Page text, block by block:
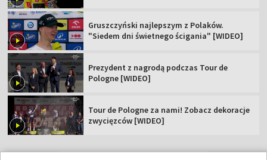
Gruszczyński najlepszym z Polaków.
"Siedem dni świetnego ścigania" [WIDEO]
Prezydent z nagrodą podczas Tour de
Pologne [WIDEO]
Tour de Pologne za nami! Zobacz dekoracje
zwycięzców [WIDEO]